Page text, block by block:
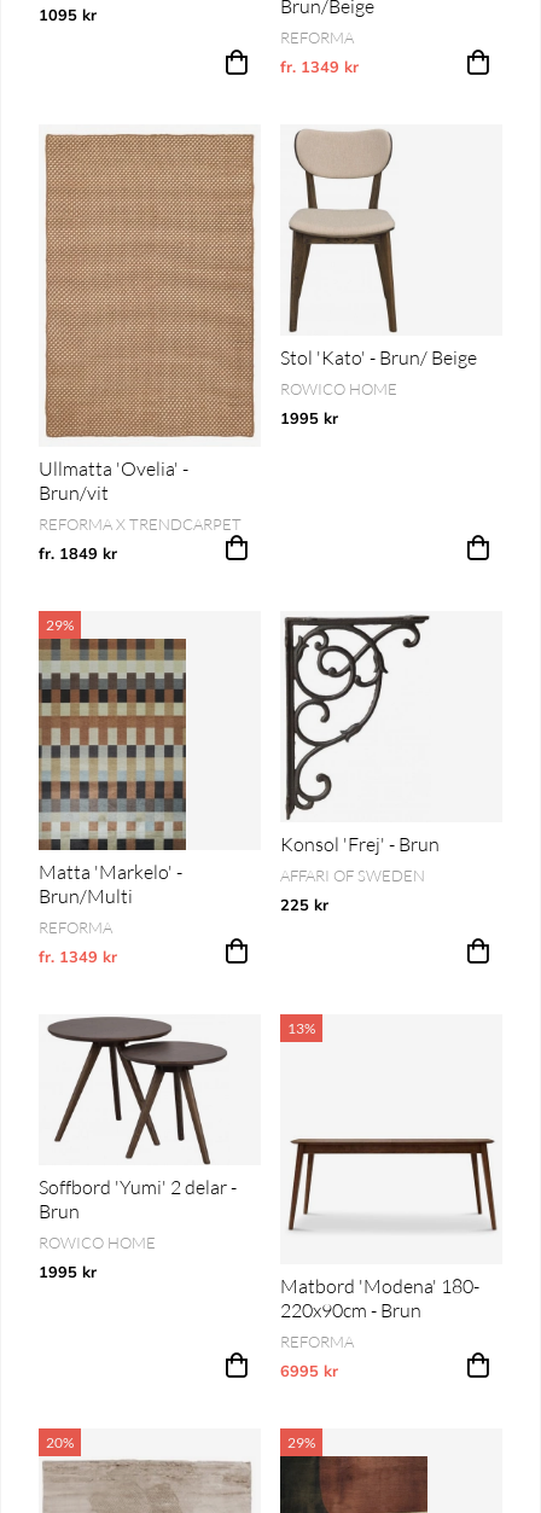
1095 kr Brun/Beige
REFORMA
fr. 1349 kr
Ordinarie pris:
Ullmatta 'Ovelia' -
Brun/vit
REFORMA X TRENDCARPET
fr. 1849 kr
Stol 'Kato' - Brun/ Beige
ROWICO HOME
1995 kr
29%
Matta 'Markelo' -
Brun/Multi
REFORMA
fr. 1349 kr
Ordinarie pris:
Konsol 'Frej' - Brun
AFFARI OF SWEDEN
225 kr
Soffbord 'Yumi' 2 delar -
Brun
ROWICO HOME
1995 kr
13%
Matbord 'Modena' 180-
220x90cm - Brun
REFORMA
6995 kr
Vårt lägsta pris 1-30 dagar innan
20% 29%